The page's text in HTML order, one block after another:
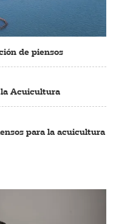
de piensos
Acuicultura
para la acuicultura